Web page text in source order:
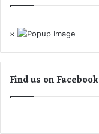
×
Find us on Facebook